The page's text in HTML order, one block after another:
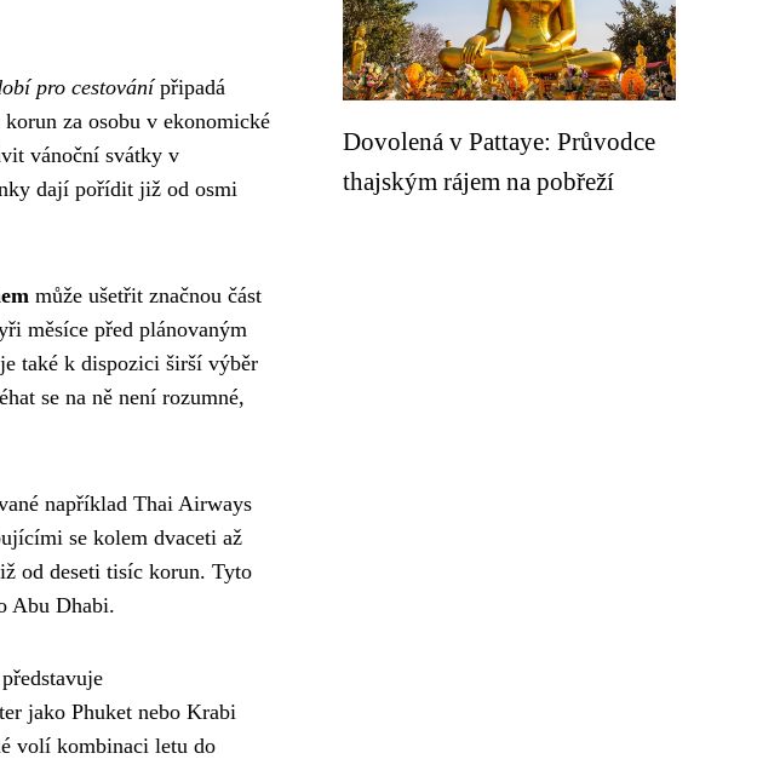
pro cestovánípřipadá
za osobu v ekonomické
vánoční svátky v
dají pořídit již od osmi
může ušetřit značnou část
měsíce před plánovaným
také k dispozici širší výběr
se na ně není rozumné,
například Thai Airways
se kolem dvaceti až
od deseti tisíc korun. Tyto
Abu Dhabi.
jako Phuket nebo Krabi
volí kombinaci letu do
Dovolená v Pattaye: Průvodce
thajským rájem na pobřeží